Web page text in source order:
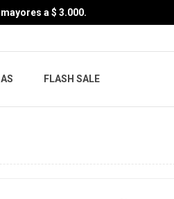
a $ 3.000.
FLASH SALE